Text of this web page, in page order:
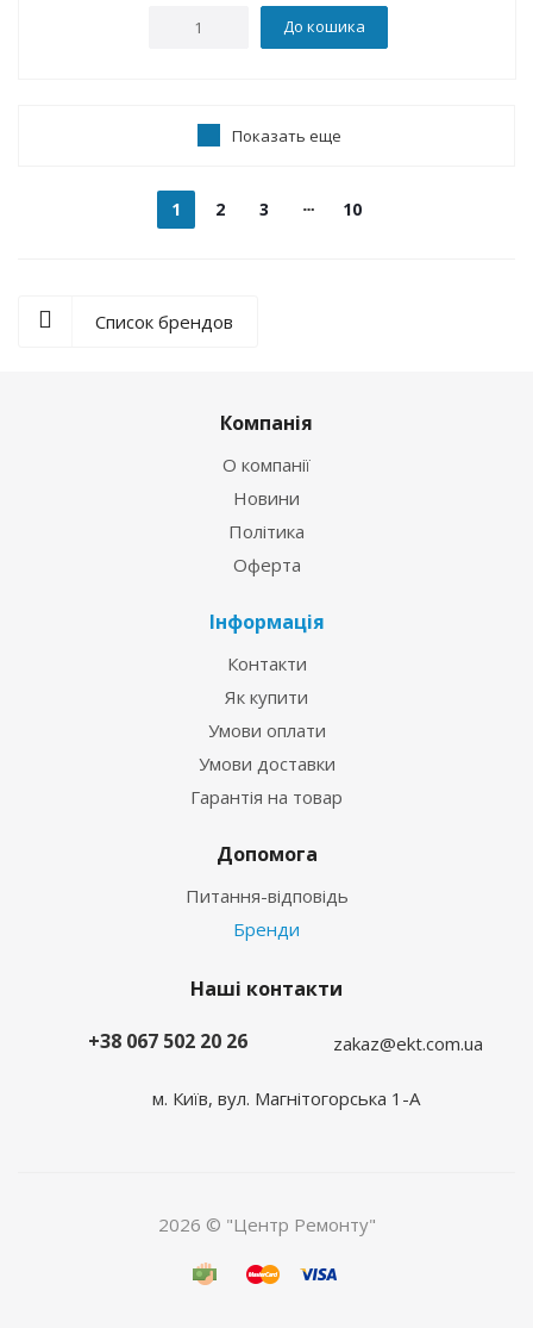
До кошика
Показать еще
1 2 3 10
Список брендов
Компанія
О компанії
Новини
Політика
Оферта
Інформація
Контакти
Як купити
Умови оплати
Умови доставки
Гарантія на товар
Допомога
Питання-відповідь
Бренди
Наші контакти
+38 067 502 20 26
zakaz@ekt.com.ua
м. Київ, вул. Магнітогорська 1-А
2026 © "Центр Ремонту"